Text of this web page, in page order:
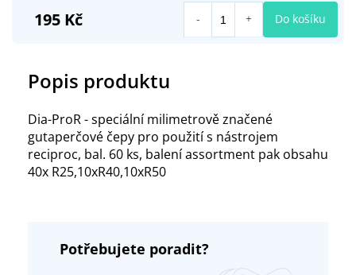
Popis produktu
Dia-ProR - speciální milimetrově značené
gutaperčové čepy pro použití s nástrojem
reciproc, bal. 60 ks, balení assortment pak obsahu
40x R25,10xR40,10xR50
Potřebujete poradit?
195 Kč Do košíku